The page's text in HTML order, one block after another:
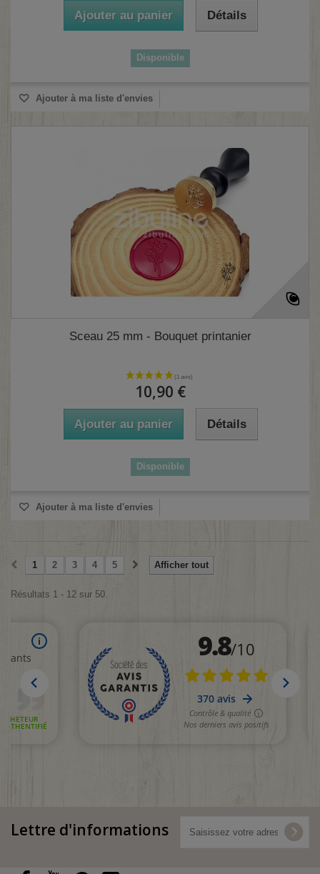
Ajouter au panier Détails
Disponible
Ajouter à ma liste d'envies
Sceau 25 mm - Bouquet printanier
10,90 €
Ajouter au panier Détails
Disponible
Ajouter à ma liste d'envies
Afficher tout
1 2 3 4 5
Résultats 1 - 12 sur 50.
Lettre d'informations